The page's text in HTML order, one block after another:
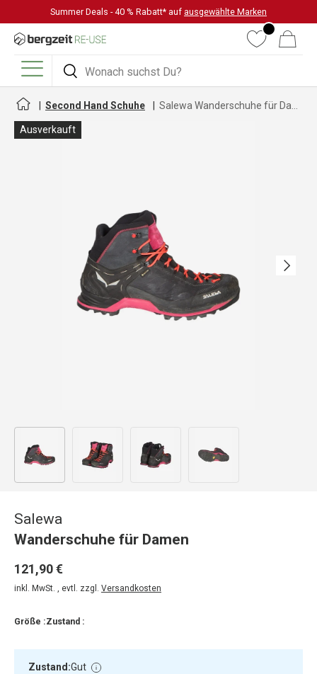
DIREKT ZUM INHALT
Summer Deals - 40 % Rabatt* auf ausgewählte Marken
Suchen
Suchen
WunschlisteWarenkorb
Menü
Second Hand Schuhe
Ausverkauft
Nächste
Bild 1 in Galerieansicht laden
Salewa
Wanderschuhe für Damen
121,90 €
inkl. MwSt. , evtl. zzgl. Versandkosten
Größe :Zustand :
Zustand:Gut